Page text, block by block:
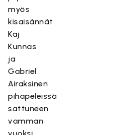
myös
kisaisännät
Kaj
Kunnas
ja
Gabriel
Airaksinen
pihapeleissä
sattuneen
vamman